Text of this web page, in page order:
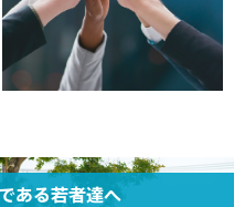
ある若者達へ